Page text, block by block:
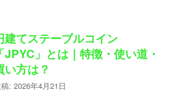
建てステーブルコイン
「JPYC」とは｜特徴・使い道・
い方は？
: 2026年4月21日